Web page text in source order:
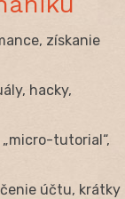
získanie
hacky,
tutorial“,
účtu, krátky